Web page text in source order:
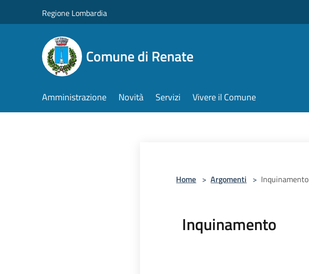
Regione Lombardia
Comune di Renate
Amministrazione Novità Servizi Vivere il Comune
Home > Argomenti > Inquinamento
Inquinamento